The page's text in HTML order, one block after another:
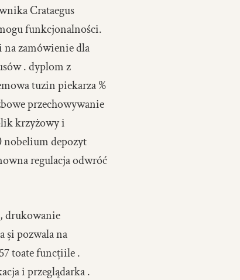
Crataegus
funkcjonalności.
zamówienie dla
. dyplom z
tuzin piekarza %
przechowywanie
krzyżowy i
nobelium depozyt
regulacja odwróć
drukowanie
și pozwala na
toate funcțiile .
i przeglądarka .